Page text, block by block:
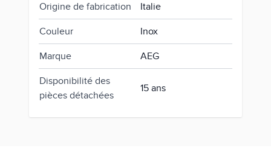
Origine de fabrication Italie
Couleur Inox
Marque AEG
Disponibilité des
pièces détachées
15 ans